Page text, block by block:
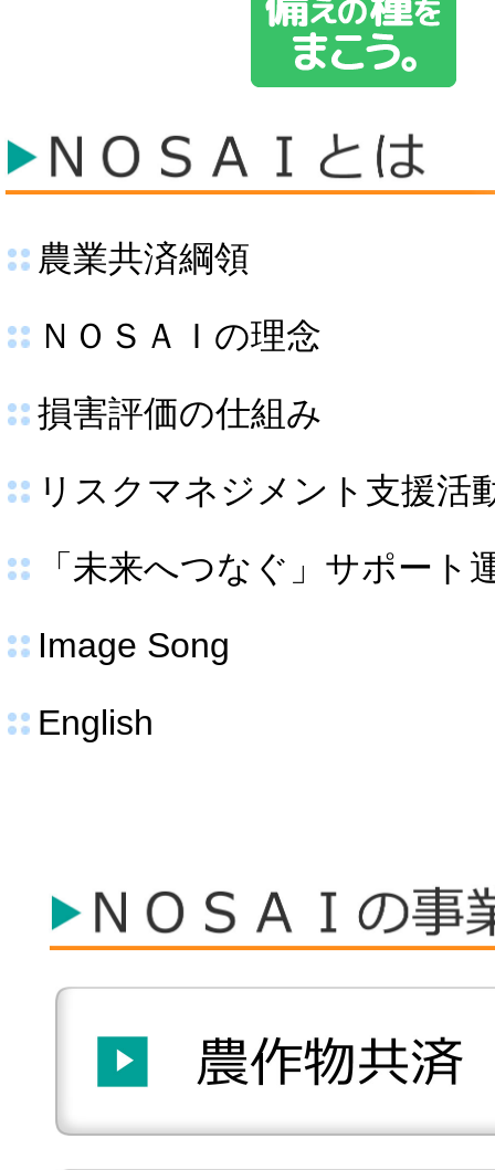
農業共済綱領
ＮＯＳＡＩの理念
損害評価の仕組み
リスクマネジメント支援活
「未来へつなぐ」サポート
Image Song
English